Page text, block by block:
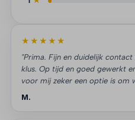
★★★★★
"Prima. Fijn en duidelijk
klus. Op tijd en goed gewerkt
voor mij zeker een optie is om
M.